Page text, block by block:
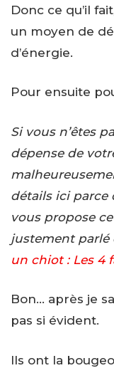
Donc ce qu’il
un moyen de
d’énergie.
Pour ensuite
Si vous n’êtes
dépense de
détails ici parce
vous propose
justement parlé
un chiot : Les 4
Bon… après je
pas si évident.
Ils ont la